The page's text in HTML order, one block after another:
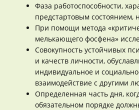
Фаза работоспособности,
предстартовым состоянием,
При помощи метода
мелькающего фосфена»
Совокупность устойчивых
и качеств личности,
индивидуальное и
взаимодействие с другими
Определенная часть дня,
обязательном порядке